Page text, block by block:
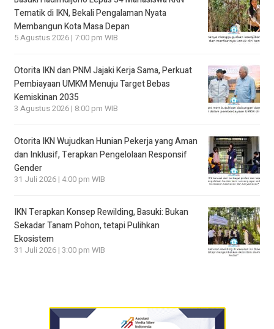
Tematik di IKN, Bekali Pengalaman Nyata
Membangun Kota Masa Depan
5 Agustus 2026 | 7:00 pm WIB
Otorita IKN dan PNM Jajaki Kerja Sama, Perkuat
Pembiayaan UMKM Menuju Target Bebas
Kemiskinan 2035
3 Agustus 2026 | 8:00 pm WIB
Otorita IKN Wujudkan Hunian Pekerja yang Aman
dan Inklusif, Terapkan Pengelolaan Responsif
Gender
31 Juli 2026 | 4:00 pm WIB
IKN Terapkan Konsep Rewilding, Basuki: Bukan
Sekadar Tanam Pohon, tetapi Pulihkan
Ekosistem
31 Juli 2026 | 3:00 pm WIB